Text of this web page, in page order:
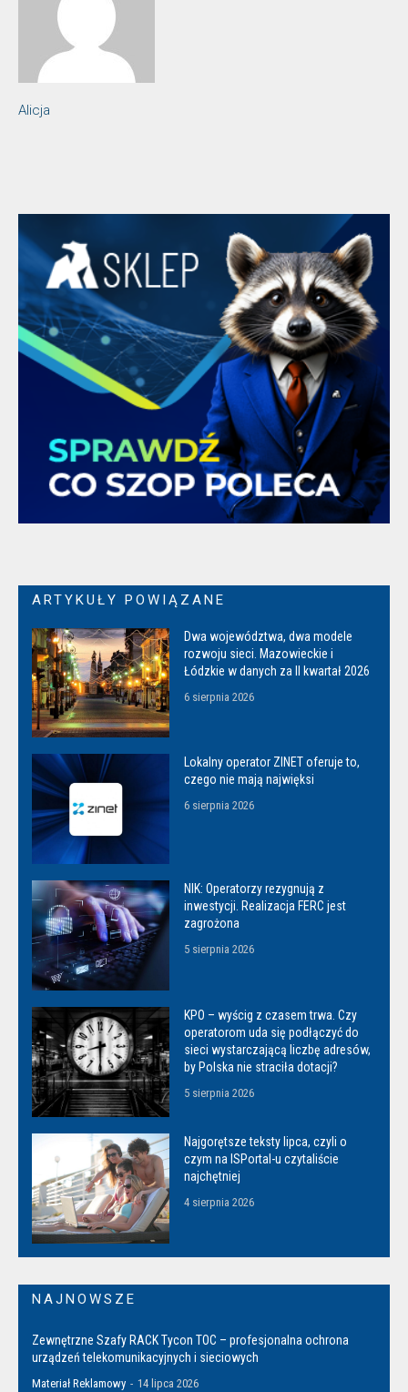
Alicja
ARTYKUŁY POWIĄZANE
Dwa województwa, dwa modele
rozwoju sieci. Mazowieckie i
Łódzkie w danych za II kwartał 2026
6 sierpnia 2026
Lokalny operator ZINET oferuje to,
czego nie mają najwięksi
6 sierpnia 2026
NIK: Operatorzy rezygnują z
inwestycji. Realizacja FERC jest
zagrożona
5 sierpnia 2026
KPO – wyścig z czasem trwa. Czy
operatorom uda się podłączyć do
sieci wystarczającą liczbę adresów,
by Polska nie straciła dotacji?
5 sierpnia 2026
Najgorętsze teksty lipca, czyli o
czym na ISPortal-u czytaliście
najchętniej
4 sierpnia 2026
NAJNOWSZE
Zewnętrzne Szafy RACK Tycon TOC – profesjonalna ochrona
urządzeń telekomunikacyjnych i sieciowych
Materiał Reklamowy - 14 lipca 2026